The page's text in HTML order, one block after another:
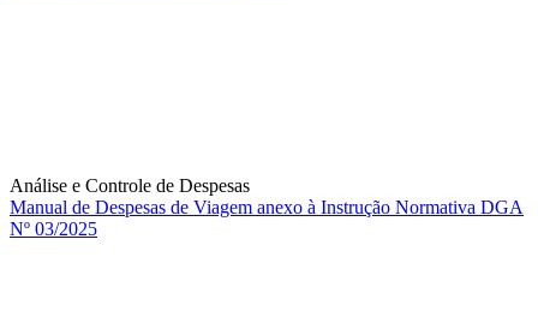
Análise e Controle de Despesas
Manual de Despesas de Viagem anexo à Instrução Normativa DGA
Nº 03/2025